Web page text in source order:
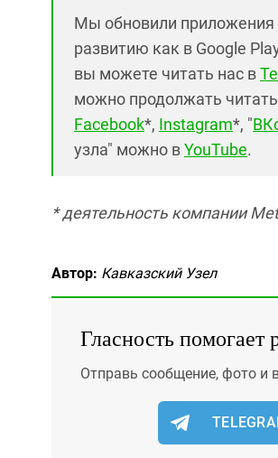
Мы обновили приложения
развитию как в Google
вы можете читать нас в
можно продолжать читать
Facebook*, Instagram*, "
узла" можно вYouTube.
* деятельность компании
Автор: Кавказский Узел
Гласность
Отправь сообщение, фото и